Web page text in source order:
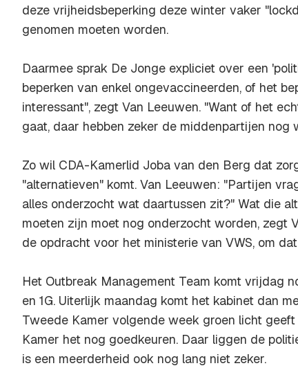
deze vrijheidsbeperking deze winter vaker
genomen moeten worden.
Daarmee sprak De Jonge expliciet over een
beperken van enkel ongevaccineerden, of het
interessant", zegt Van Leeuwen. "Want of het
gaat, daar hebben zeker de middenpartijen nog
Zo wil CDA-Kamerlid Joba van den Berg dat
"alternatieven" komt. Van Leeuwen: "Partijen
alles onderzocht wat daartussen zit?" Wat die
moeten zijn moet nog onderzocht worden, zegt
de opdracht voor het ministerie van VWS, om
Het Outbreak Management Team komt vrijdag
en 1G. Uiterlijk maandag komt het kabinet dan
Tweede Kamer volgende week groen licht
Kamer het nog goedkeuren. Daar liggen de
is een meerderheid ook nog lang niet zeker.